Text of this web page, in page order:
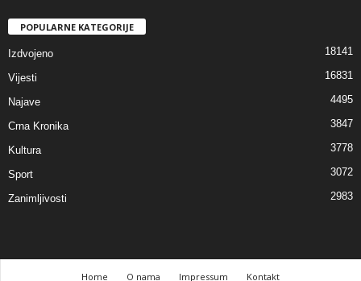
POPULARNE KATEGORIJE
Izdvojeno 18141
Vijesti 16831
Najave 4495
Crna Kronika 3847
Kultura 3778
Sport 3072
Zanimljivosti 2983
Home O nama Impressum Kontakt